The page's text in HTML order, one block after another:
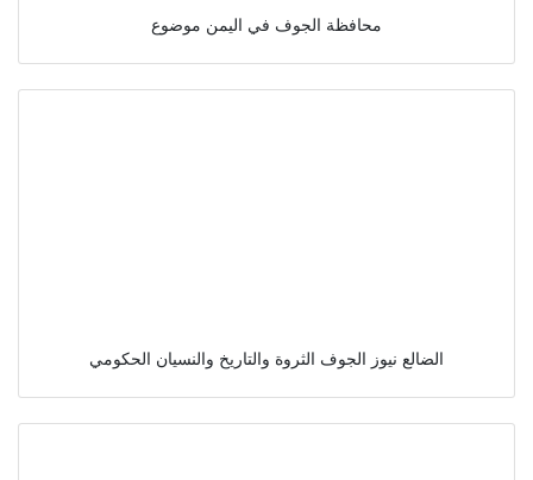
محافظة الجوف في اليمن موضوع
الضالع نيوز الجوف الثروة والتاريخ والنسيان الحكومي